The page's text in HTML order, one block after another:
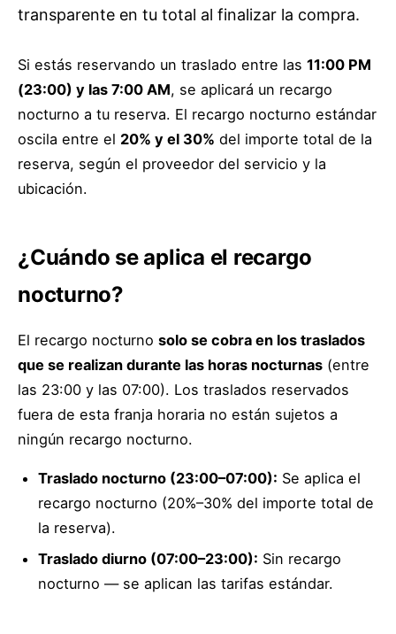
transparente en tu total al finalizar la compra.
Si estás reservando un traslado entre las 11:00 PM
(23:00) y las 7:00 AM, se aplicará un recargo
nocturno a tu reserva. El recargo nocturno estándar
oscila entre el 20% y el 30% del importe total de la
reserva, según el proveedor del servicio y la
ubicación.
¿Cuándo se aplica el recargo
nocturno?
El recargo nocturno solo se cobra en los traslados
que se realizan durante las horas nocturnas (entre
las 23:00 y las 07:00). Los traslados reservados
fuera de esta franja horaria no están sujetos a
ningún recargo nocturno.
Traslado nocturno (23:00–07:00): Se aplica el
recargo nocturno (20%–30% del importe total de
la reserva).
Traslado diurno (07:00–23:00): Sin recargo
nocturno — se aplican las tarifas estándar.